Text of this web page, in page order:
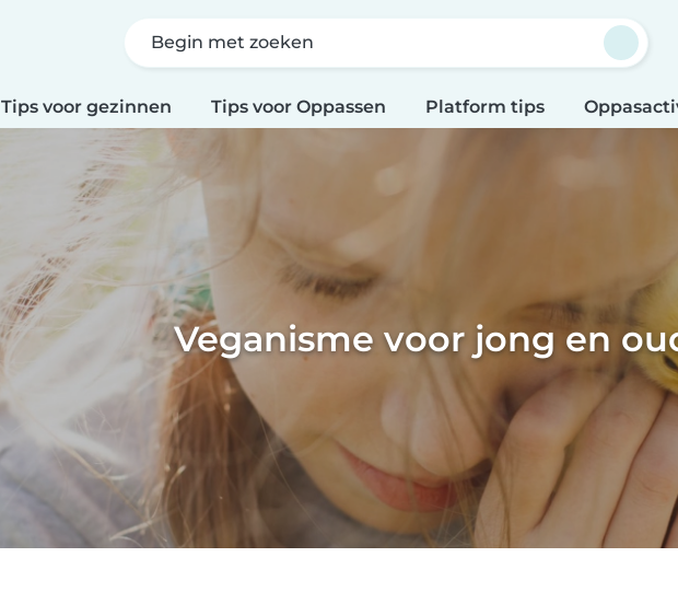
Begin met zoeken
Tips voor gezinnen Tips voor Oppassen Platform tips
Veganisme voor jong en